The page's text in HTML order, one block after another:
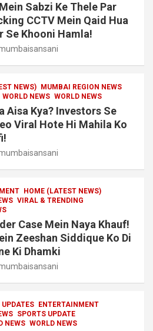
Sabzi Ke Thele Par
CCTV Mein Qaid Hua
Se Khooni Hamla!
NEWS)
MUMBAI REGION NEWS
WORLD NEWS WORLD NEWS
Aisa Kya? Investors Se
Viral Hote Hi Mahila Ko
HOME (LATEST NEWS)
VIRAL & TRENDING
Case Mein Naya Khauf!
Zeeshan Siddique Ko Di
Ki Dhamki
UPDATES
ENTERTAINMENT
SPORTS UPDATE
NEWS WORLD NEWS